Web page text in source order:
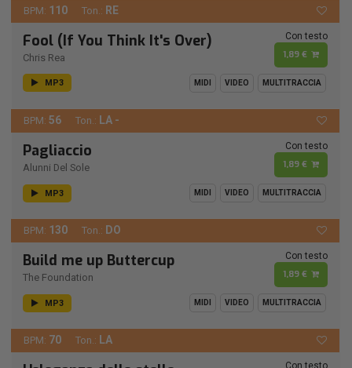
BPM: 110 Ton.: RE
Fool (If You Think It's Over)
Chris Rea
Con testo
1,89 €
MP3 MIDI VIDEO MULTITRACCIA
BPM: 56 Ton.: LA -
Pagliaccio
Alunni Del Sole
Con testo
1,89 €
MP3 MIDI VIDEO MULTITRACCIA
BPM: 130 Ton.: DO
Build me up Buttercup
The Foundation
Con testo
1,89 €
MP3 MIDI VIDEO MULTITRACCIA
BPM: 70 Ton.: LA